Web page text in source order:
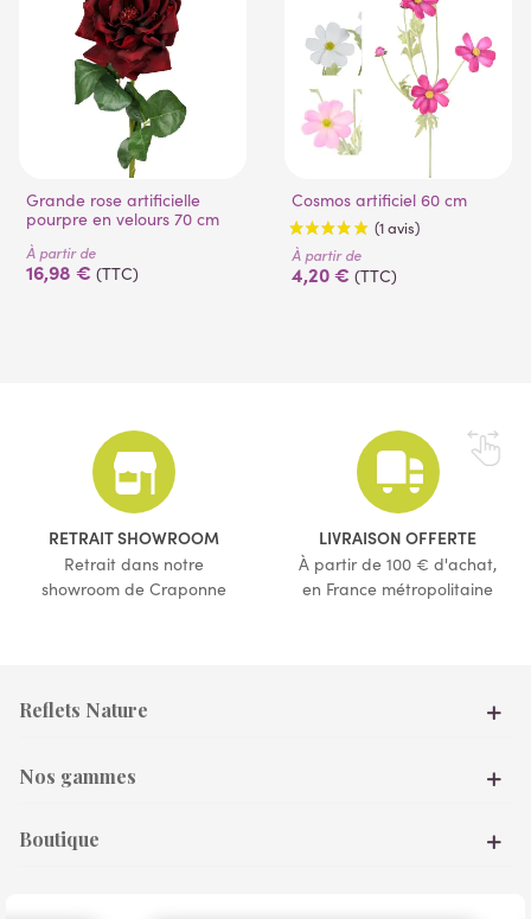
Grande rose artificielle
pourpre en velours 70 cm
À partir de
16,98 € (TTC)
Cosmos artificiel 60 cm
(1 avis)
À partir de
4,20 € (TTC)
RETRAIT SHOWROOM
Retrait dans notre
showroom de Craponne
LIVRAISON OFFERTE
À partir de 100 € d'achat,
en France métropolitaine
Reflets Nature
Nos gammes
Boutique